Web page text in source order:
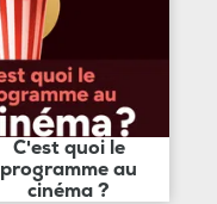
C'est quoi le
programme au
cinéma ?